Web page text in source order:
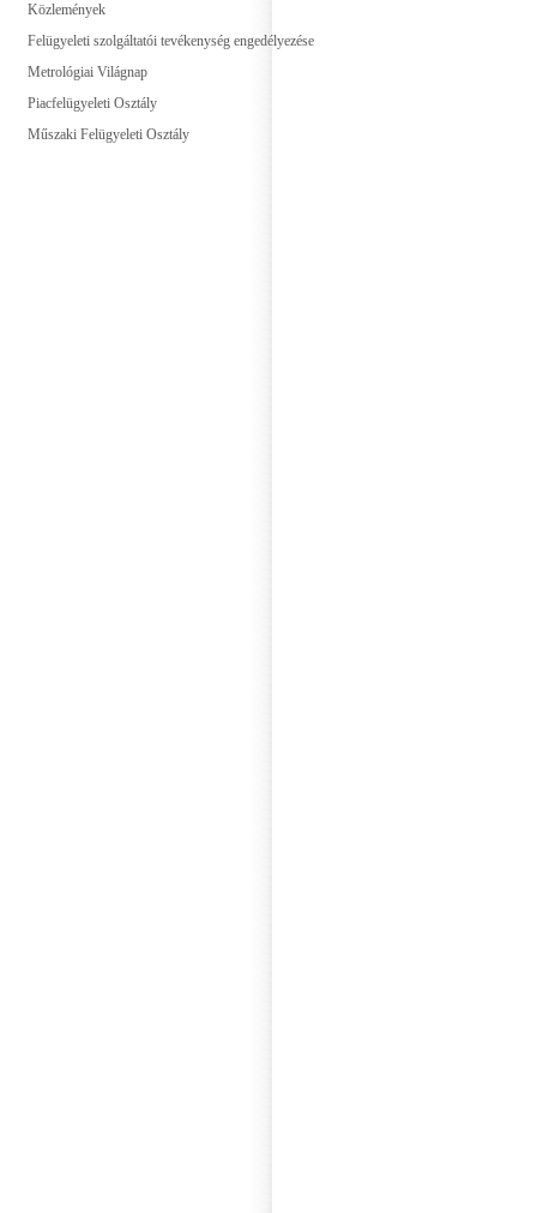
Közlemények
Felügyeleti szolgáltatói tevékenység engedélyezése
Metrológiai Világnap
Piacfelügyeleti Osztály
Műszaki Felügyeleti Osztály